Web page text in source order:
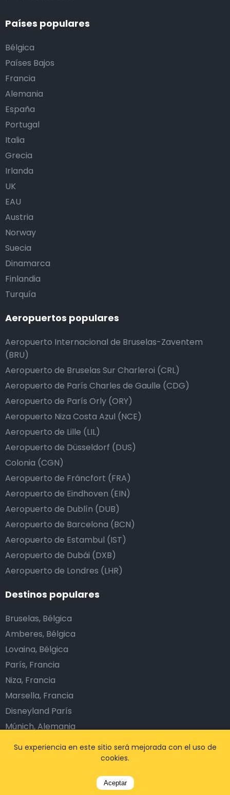
Países populares
Bélgica
Países Bajos
Francia
Alemania
España
Portugal
Italia
Grecia
Irlanda
UK
EAU
Austria
Norway
Suecia
Dinamarca
Finlandia
Turquía
Aeropuertos populares
Aeropuerto Internacional de Bruselas-Zaventem
(BRU)
Aeropuerto de Bruselas Sur Charleroi (CRL)
Aeropuerto de París Charles de Gaulle (CDG)
Aeropuerto de París Orly (ORY)
Aeropuerto Niza Costa Azul (NCE)
Aeropuerto de Lille (LIL)
Aeropuerto de Düsseldorf (DUS)
Colonia (CGN)
Aeropuerto de Fráncfort (FRA)
Aeropuerto de Eindhoven (EIN)
Aeropuerto de Dublín (DUB)
Aeropuerto de Barcelona (BCN)
Aeropuerto de Estambul (IST)
Aeropuerto de Dubái (DXB)
Aeropuerto de Londres (LHR)
Destinos populares
Bruselas, Bélgica
Amberes, Bélgica
Lovaina, Bélgica
París, Francia
Niza, Francia
Marsella, Francia
Disneyland París
Múnich, Alemania
Fráncfort, Alemania
Su experiencia en este sitio será mejorada con el uso de
cookies.
Aceptar